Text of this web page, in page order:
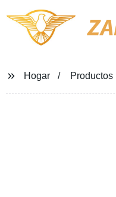
Hogar Productos